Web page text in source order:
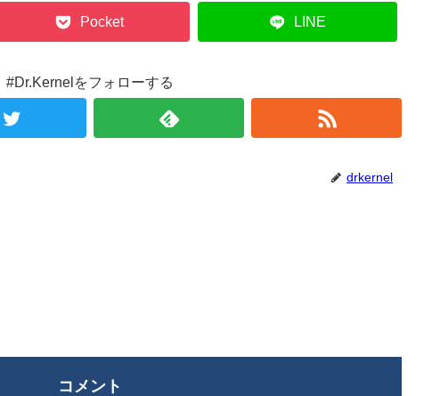
Pocket LINE
#Dr.Kernelをフォローする
drkernel
コメント